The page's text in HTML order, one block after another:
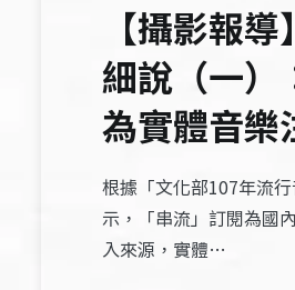
【攝影報
細說（一）
為實體音樂
根據「文化部107年流
示，「串流」訂閱為國
入來源，實體…